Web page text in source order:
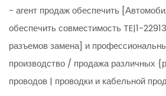
- агент продаж обеспечить
обеспечить совместимость TE|1-
разъемов замена] и
производство / продажа различных
проводов | проводки и кабельной